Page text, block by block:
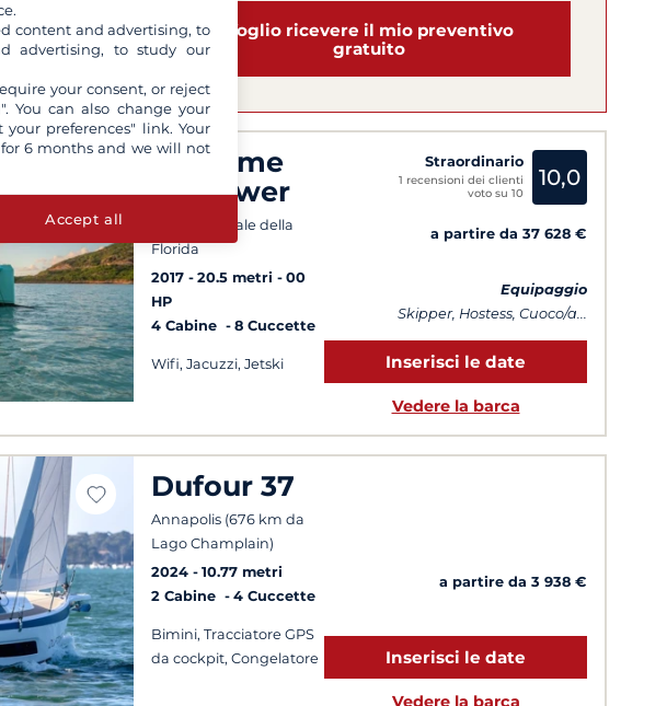
Voglio ricevere il mio preventivo
gratuito
Supreme
68 Power
Costa orientale della
Florida
2017
20.5 metri
00
HP
4 Cabine
8 Cuccette
Wifi, Jacuzzi, Jetski
Straordinario
1 recensioni dei clienti
voto su 10
10,0
a partire da 37 628 €
Equipaggio
Skipper, Hostess, Cuoco/a...
Inserisci le date
Vedere la barca
Dufour 37
Annapolis (676 km da
Lago Champlain)
2024
10.77 metri
2 Cabine
4 Cuccette
Bimini, Tracciatore GPS
da cockpit, Congelatore
a partire da 3 938 €
Inserisci le date
content and advertising, to
advertising, to study our
your consent, or reject
You can also change your
preferences" link. Your
6 months and we will not
Accept all